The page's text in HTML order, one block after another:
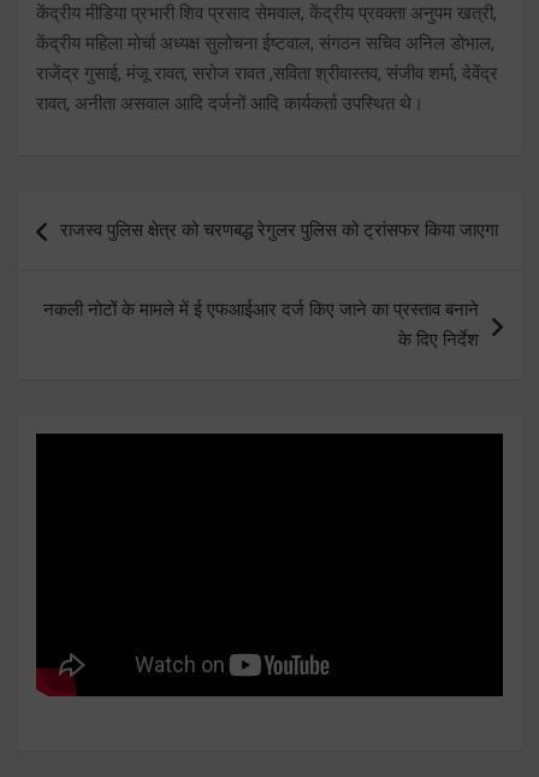
केंद्रीय मीडिया प्रभारी शिव प्रसाद सेमवाल, केंद्रीय प्रवक्ता अनुपम खत्री,
केंद्रीय महिला मोर्चा अध्यक्ष सुलोचना ईष्टवाल, संगठन सचिव अनिल डोभाल,
राजेंद्र गुसाई, मंजू रावत, सरोज रावत ,सविता श्रीवास्तव, संजीव शर्मा, देवेंद्र
रावत, अनीता असवाल आदि दर्जनों आदि कार्यकर्ता उपस्थित थे।
navigation
राजस्व पुलिस क्षेत्र को चरणबद्ध रेगुलर पुलिस को ट्रांसफर किया जाएगा
नकली नोटों के मामले में ई एफआईआर दर्ज किए जाने का प्रस्ताव बनाने
के दिए निर्देश